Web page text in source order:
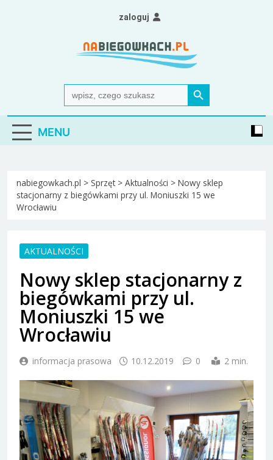
Nabiegowkach.pl
portal miłośników narciarstwa biegowego
Search
for:
Search Button
zaloguj
MENU
nabiegowkach.pl > Sprzęt > Aktualności > Nowy sklep
stacjonarny z biegówkami przy ul. Moniuszki 15 we
Wrocławiu
AKTUALNOŚCI
Nowy sklep stacjonarny z
biegówkami przy ul.
Moniuszki 15 we
Wrocławiu
informacja prasowa 10.12.2019 0 2 min.